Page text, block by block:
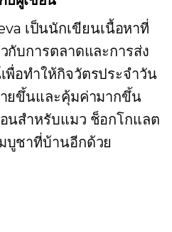
เป็นนักเขียนเนื้อหาที่
กับการตลาดและการส่ง
พื่อทำให้กิจวัตรประจำวัน
ยขึ้นและคุ้มค่ามากขึ้น
นสำหรับแมว ช็อกโกแลต
บูชาที่บ้านอีกด้วย